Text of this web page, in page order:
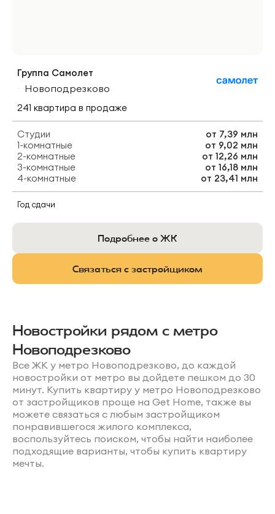
Группа Самолет
Новоподрезково
241 квартира в продаже
Студии от 7,39 млн
1-комнатные
от 9,02 млн
2-комнатные
от 12,26 млн
3-комнатные
от 16,18 млн
4-комнатные
от 23,41 млн
Год сдачи
Подробнее о ЖК
Связаться с застройщиком
Новостройки рядом с метро
Новоподрезково
Все ЖК у метро Новоподрезково, до каждой
новостройки от метро вы дойдете пешком до 30
минут. Купить квартиру у метро Новоподрезково
от застройщиков проще на Get Home, также вы
можете связаться с любым застройщиком
понравившегося жилого комплекса,
воспользуйтесь поиском, чтобы найти наиболее
подходящие варианты, чтобы купить квартиру
мечты.